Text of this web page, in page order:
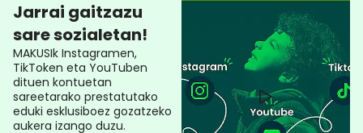
Jarrai gaitzazu
sare sozialetan!
MAKUSIk Instagramen,
TikToken eta YouTuben
dituen kontuetan
sareetarako prestatutako
eduki esklusiboez gozatzeko
aukera izango duzu.